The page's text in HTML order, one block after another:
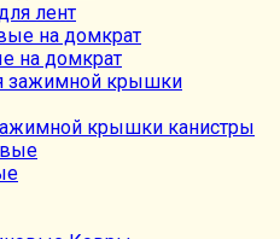
лент
на домкрат
крышки канистры